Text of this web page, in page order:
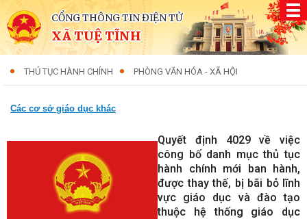
CỔNG THÔNG TIN ĐIỆN TỬ
XÃ TUỆ TĨNH
THỦ TỤC HÀNH CHÍNH PHÒNG VĂN HÓA - XÃ HỘI
Các cơ sở giáo dục khác
Quyết định 4029 về việc
công bố danh mục thủ tục
hành chính mới ban hành,
được thay thế, bị bãi bỏ lĩnh
vực giáo dục và đào tạo
thuộc hệ thống giáo dục